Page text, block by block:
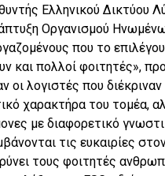
Ελληνικού Δικτύου
Οργανισμού
που το
και πολλοί φοιτητές»,
οι λογιστές που
χαρακτήρα του τομέα,
με διαφορετικό
τις ευκαιρίες
τους φοιτητές